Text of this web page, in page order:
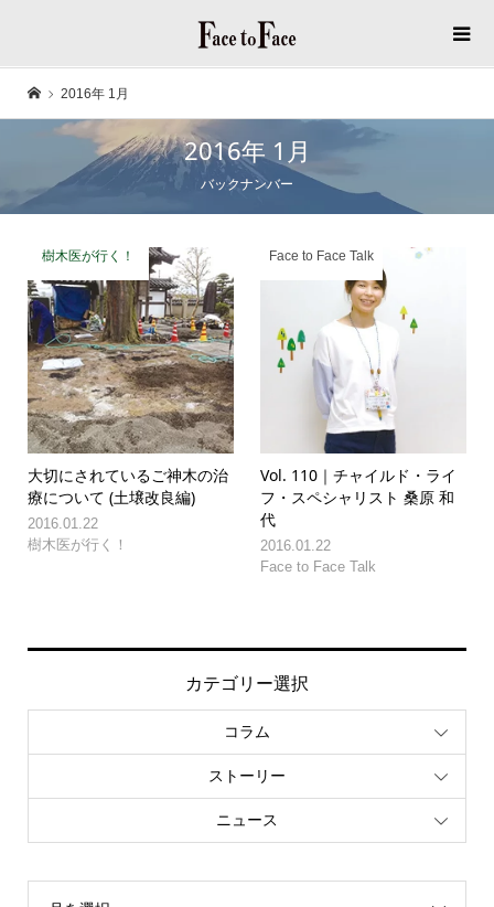
2016年 1月
2016年 1月
バックナンバー
樹木医が行く！
大切にされているご神木の治
療について (土壌改良編)
2016.01.22
樹木医が行く！
Face to Face Talk
Vol. 110｜チャイルド・ライ
フ・スペシャリスト 桑原 和
代
2016.01.22
Face to Face Talk
カテゴリー選択
コラム
ストーリー
ニュース